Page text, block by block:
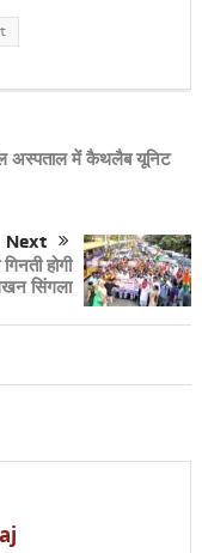
अस्पताल में कैथलैब यूनिट
Next
होगी
सिंगला